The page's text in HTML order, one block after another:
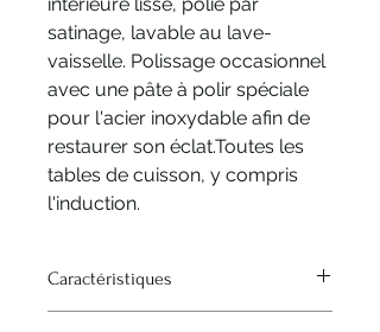
satinage, lavable au lave-
vaisselle. Polissage occasionnel
avec une pâte à polir spéciale
pour l'acier inoxydable afin de
restaurer son éclat.Toutes les
tables de cuisson, y compris
l'induction.
Caractéristiques